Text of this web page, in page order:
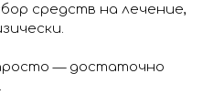
средств на лечение,
— достаточно